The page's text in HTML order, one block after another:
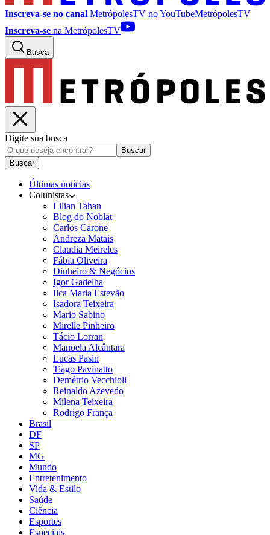
Inscreva-se no canal MetrópolesTV noYouTubeMetrópolesTV
Inscreva-se na MetrópolesTV
Busca
Digite sua busca
Buscar
Buscar
Últimas notícias
Colunistas
Lilian Tahan
Blog do Noblat
Carlos Carone
Andreza Matais
Claudia Meireles
Fábia Oliveira
Dinheiro & Negócios
Igor Gadelha
Ilca Maria Estevão
Isadora Teixeira
Mario Sabino
Mirelle Pinheiro
Tácio Lorran
Manoela Alcântara
Lucas Pasin
Tiago Pavinatto
Demétrio Vecchioli
Reinaldo Azevedo
Milena Teixeira
Rodrigo França
Brasil
DF
SP
MG
Mundo
Entretenimento
Vida & Estilo
Saúde
Ciência
Esportes
Especiais